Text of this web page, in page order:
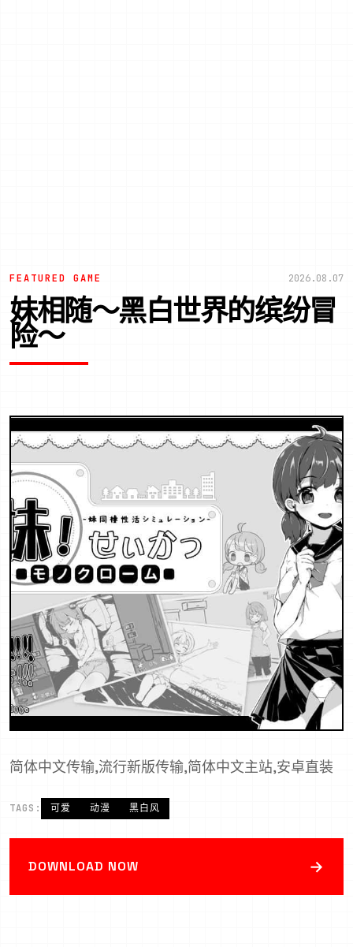
FEATURED GAME 2026.08.07
妹相随～黑白世界的缤纷冒
险～
简体中文传输,流行新版传输,简体中文主站,安卓直装
TAGS: 可爱 动漫 黑白风
DOWNLOAD NOW →